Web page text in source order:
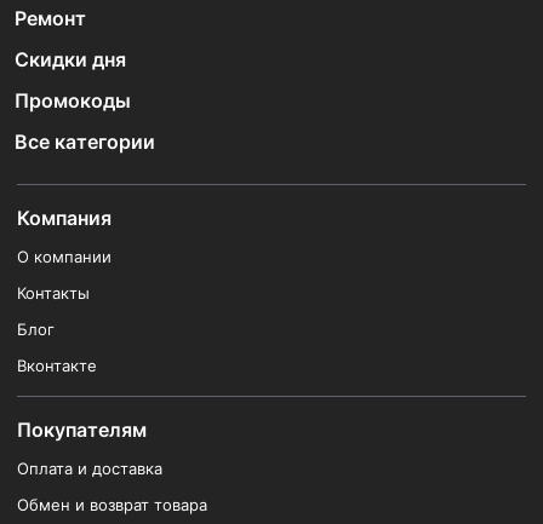
Ремонт
Скидки дня
Промокоды
Все категории
Компания
О компании
Контакты
Блог
Вконтакте
Покупателям
Оплата и доставка
Обмен и возврат товара